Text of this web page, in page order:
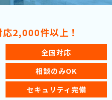
2,000件以上！
全国対応
相談のみOK
セキュリティ完備